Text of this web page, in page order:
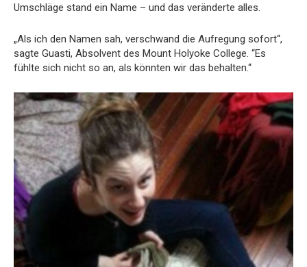
Umschläge stand ein Name – und das veränderte alles.
„Als ich den Namen sah, verschwand die Aufregung sofort“,
sagte Guasti, Absolvent des Mount Holyoke College. “Es
fühlte sich nicht so an, als könnten wir das behalten.“